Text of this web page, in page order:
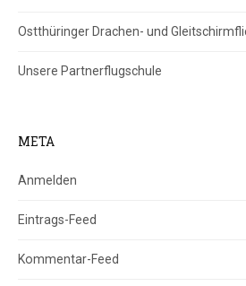
Ostthüringer Drachen- und
Unsere Partnerflugschule
META
Anmelden
Eintrags-Feed
Kommentar-Feed